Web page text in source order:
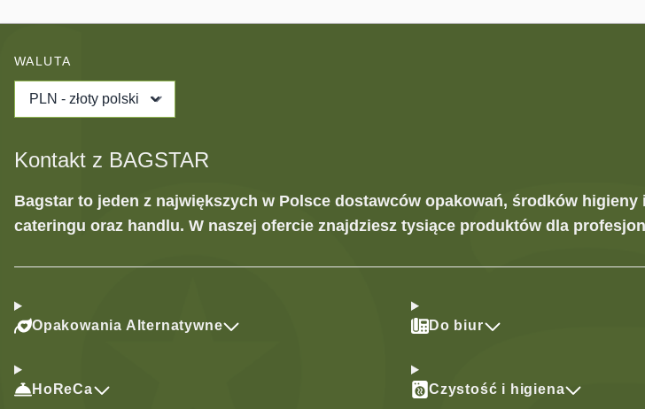
WALUTA
PLN - złoty polski
Kontakt z BAGSTAR
Bagstar to jeden z największych w Polsce dostawców opakowań, środków
cateringu oraz handlu. W naszej ofercie znajdziesz tysiące produktów dla
Opakowania Alternatywne
HoReCa
Do biur
Czystość i higiena